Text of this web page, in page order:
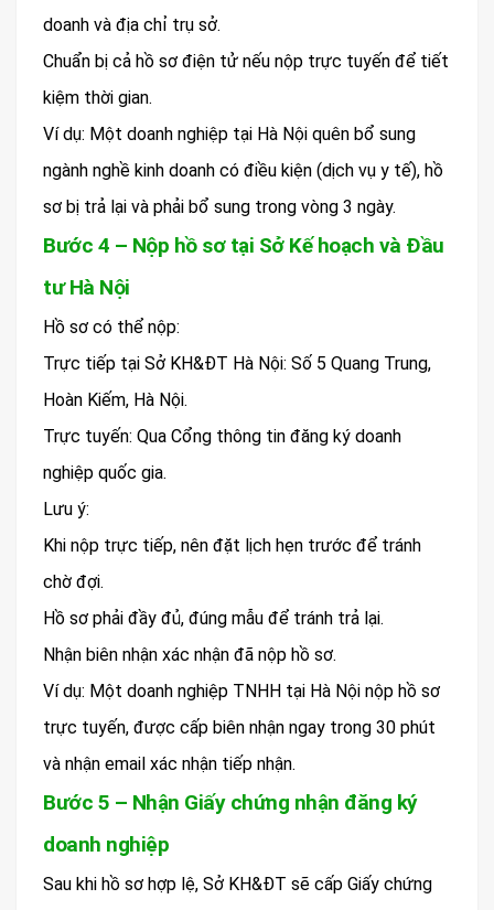
doanh và địa chỉ trụ sở.
Chuẩn bị cả hồ sơ điện tử nếu nộp trực tuyến để tiết
kiệm thời gian.
Ví dụ: Một doanh nghiệp tại Hà Nội quên bổ sung
ngành nghề kinh doanh có điều kiện (dịch vụ y tế), hồ
sơ bị trả lại và phải bổ sung trong vòng 3 ngày.
Bước 4 – Nộp hồ sơ tại Sở Kế hoạch và Đầu
tư Hà Nội
Hồ sơ có thể nộp:
Trực tiếp tại Sở KH&ĐT Hà Nội: Số 5 Quang Trung,
Hoàn Kiếm, Hà Nội.
Trực tuyến: Qua Cổng thông tin đăng ký doanh
nghiệp quốc gia.
Lưu ý:
Khi nộp trực tiếp, nên đặt lịch hẹn trước để tránh
chờ đợi.
Hồ sơ phải đầy đủ, đúng mẫu để tránh trả lại.
Nhận biên nhận xác nhận đã nộp hồ sơ.
Ví dụ: Một doanh nghiệp TNHH tại Hà Nội nộp hồ sơ
trực tuyến, được cấp biên nhận ngay trong 30 phút
và nhận email xác nhận tiếp nhận.
Bước 5 – Nhận Giấy chứng nhận đăng ký
doanh nghiệp
Sau khi hồ sơ hợp lệ, Sở KH&ĐT sẽ cấp Giấy chứng